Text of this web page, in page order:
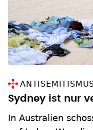
Sydney ist nur
In Australien